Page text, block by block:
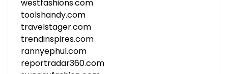
westfashions.com
toolshandy.com
travelstager.com
trendinspires.com
rannyephul.com
reportradar360.com